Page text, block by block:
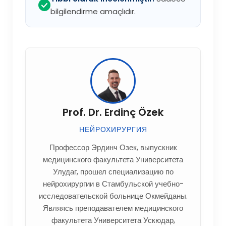
bilgilendirme amaçlıdır.
Prof. Dr. Erdinç Özek
НЕЙРОХИРУРГИЯ
Профессор Эрдинч Озек, выпускник
медицинского факультета Университета
Улудаг, прошел специализацию по
нейрохирургии в Стамбульской учебно-
исследовательской больнице Окмейданы.
Являясь преподавателем медицинского
факультета Университета Ускюдар,